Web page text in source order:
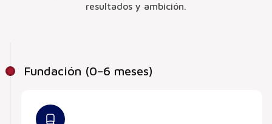
resultados y ambición.
Fundación (0–6 meses)